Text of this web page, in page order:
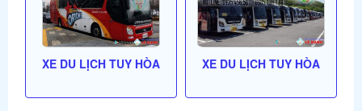
XE DU LỊCH TUY HÒA XE DU LỊCH TUY HÒA